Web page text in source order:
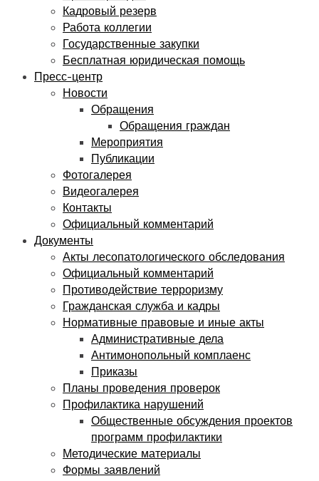
Кадровый резерв
Работа коллегии
Государственные закупки
Бесплатная юридическая помощь
Пресс-центр
Новости
Обращения
Обращения граждан
Мероприятия
Публикации
Фотогалерея
Видеогалерея
Контакты
Официальный комментарий
Документы
Акты лесопатологического обследования
Официальный комментарий
Противодействие терроризму
Гражданская служба и кадры
Нормативные правовые и иные акты
Административные дела
Антимонопольный комплаенс
Приказы
Планы проведения проверок
Профилактика нарушений
Общественные обсуждения проектов
программ профилактики
Методические материалы
Формы заявлений